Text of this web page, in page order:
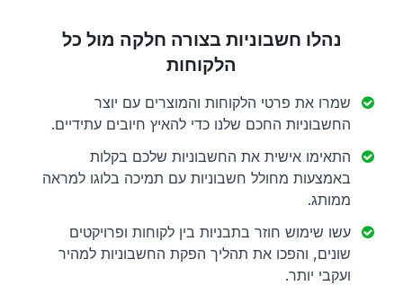
נהלו חשבוניות בצורה חלקה מול כל
הלקוחות
שמרו את פרטי הלקוחות והמוצרים עם יוצר
החשבוניות החכם שלנו כדי להאיץ חיובים עתידיים.
התאימו אישית את החשבוניות שלכם בקלות
באמצעות מחולל חשבוניות עם תמיכה בלוגו למראה
ממותג.
עשו שימוש חוזר בתבניות בין לקוחות ופרויקטים
שונים, והפכו את תהליך הפקת החשבוניות למהיר
ועקבי יותר.